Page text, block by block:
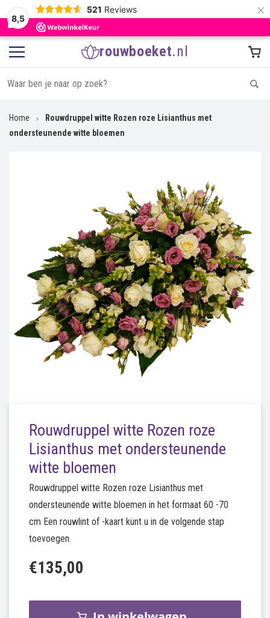
8,5
521 Reviews ×
rouwboeket.nl
Home
Rouwdruppel witte Rozen roze Lisianthus met
ondersteunende witte bloemen
Rouwdruppel witte Rozen roze
Lisianthus met ondersteunende
witte bloemen
Rouwdruppel witte Rozen roze Lisianthus met
ondersteunende witte bloemen in het formaat 60 -70
cm Een rouwlint of -kaart kunt u in de volgende stap
toevoegen.
€135,00